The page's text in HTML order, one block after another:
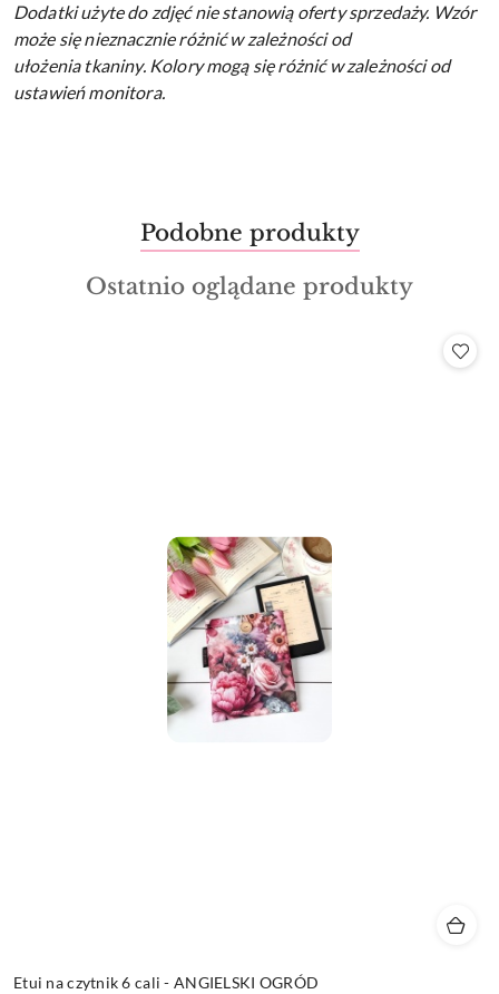
Dodatki użyte do zdjęć nie stanowią oferty sprzedaży. Wzór
może się nieznacznie różnić w zależności od
ułożenia tkaniny. Kolory mogą się różnić w zależności od
ustawień monitora.
Pomiń karuzelę produktów
Produkty
o
statusie:
Podobne produkty
Produkty
Ostatnio oglądane produkty
Etui na czytnik 6 cali - ANGIELSKI OGRÓD